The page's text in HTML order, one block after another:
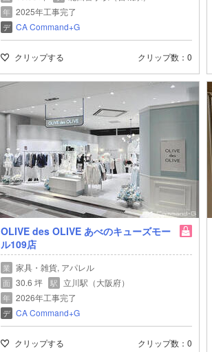
年 2025年工事完了
デ CA Command+G
クリップする クリップ数 0
OLIVE des OLIVE あべのキューズモー
ル109店
業 家具・雑貨, アパレル
面 30.6 坪 駅 立川駅（大阪府）
年 2026年工事完了
デ CA Command+G
クリップする クリップ数 0